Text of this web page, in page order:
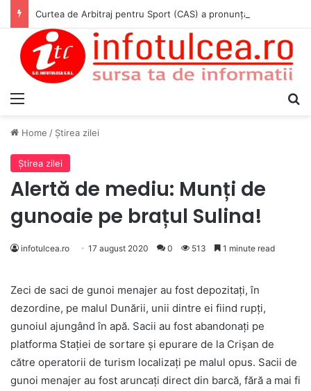
Home / Ştirea zilei
Ştirea zilei
Alertă de mediu: Munți de
gunoaie pe brațul Sulina!
infotulcea.ro 17 august 2020 0 513 1 minute read
Zeci de saci de gunoi menajer au fost depozitați, în
dezordine, pe malul Dunării, unii dintre ei fiind rupți,
gunoiul ajungând în apă. Sacii au fost abandonați pe
platforma Stației de sortare și epurare de la Crișan de
către operatorii de turism localizați pe malul opus. Sacii de
gunoi menajer au fost aruncați direct din barcă, fără a mai fi